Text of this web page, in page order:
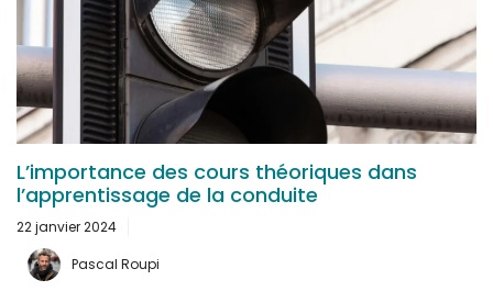
L’importance des cours théoriques dans
l’apprentissage de la conduite
22 janvier 2024
Pascal Roupi